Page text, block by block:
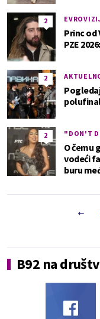
2
Princ od
PZE
2
2 "DON'T
O čemu
vodeći
buru
B92 na